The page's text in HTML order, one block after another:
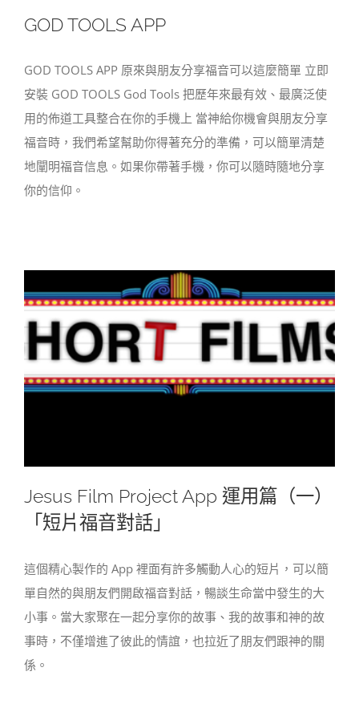
GOD TOOLS APP
GOD TOOLS APP 原來與朋友分享福音可以這麼簡單 立即
安裝 GOD TOOLS God Tools 把歷年來最有效、最廣泛使
用的佈道工具整合在你的手機上 當神給你機會與朋友分享
福音時，我們希望幫助你得著充分的準備，可以簡單清楚
地闡明福音信息。如果你帶著手機，你可以隨時隨地分享
你的信仰。
Jesus Film Project App 運用篇（一）
「短片福音對話」
這個精心製作的 App 裡面有許多觸動人心的短片，可以簡
單自然的與朋友們開啟福音對話，暢談生命當中發生的大
小事。當大家聚在一起分享你的故事、我的故事和神的故
事時，不僅增進了彼此的情誼，也拉近了朋友們跟神的關
係。